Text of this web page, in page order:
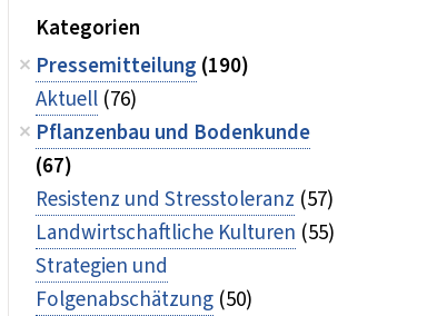
Kategorien
Pressemitteilung (190)
Aktuell (76)
Pflanzenbau und Bodenkunde
(67)
Resistenz und Stresstoleranz (57)
Landwirtschaftliche Kulturen (55)
Strategien und
Folgenabschätzung (50)